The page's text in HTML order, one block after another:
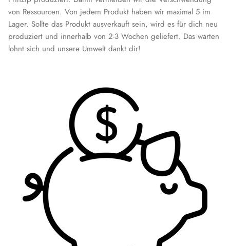
von Ressourcen. Von jedem Produkt haben wir maximal 5 im
Lager. Sollte das Produkt ausverkauft sein, wird es für dich neu
produziert und innerhalb von 2-3 Wochen geliefert. Das warten
lohnt sich und unsere Umwelt dankt dir!